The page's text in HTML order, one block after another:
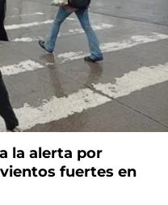
la alerta por
fuertes en